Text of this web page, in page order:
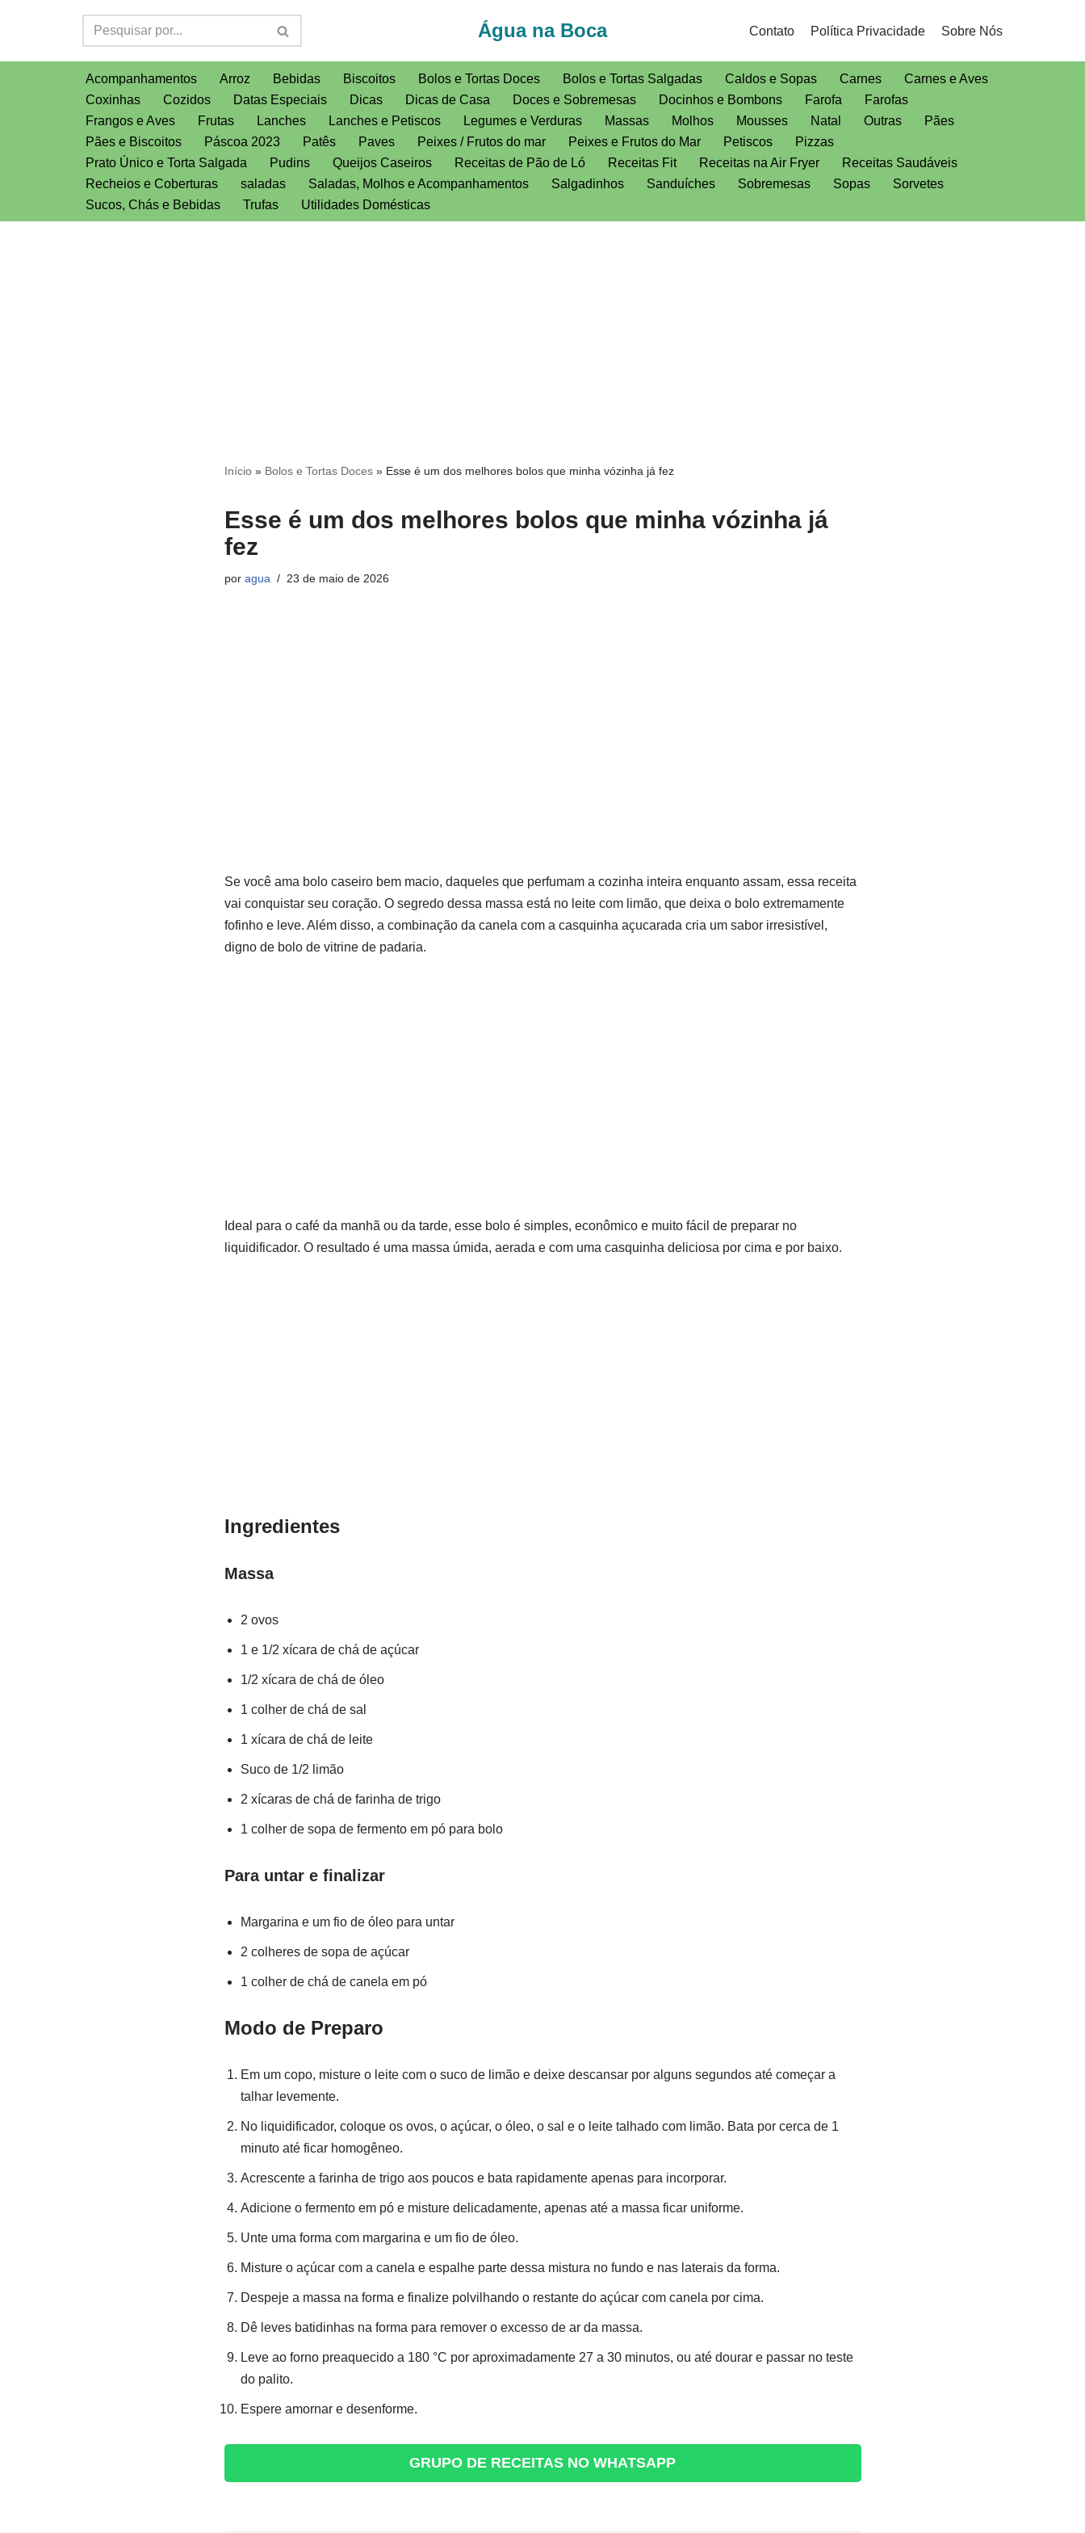
Água na Boca Contato Política Privacidade Sobre Nós
Acompanhamentos Arroz Bebidas Biscoitos Bolos e Tortas Doces Bolos e Tortas Salgadas Caldos e Sopas Carnes
Carnes e Aves
Coxinhas
Cozidos Datas Especiais Dicas Dicas de Casa Doces e Sobremesas Docinhos e Bombons Farofa
Farofas
Frangos e Aves
Frutas Lanches Lanches e Petiscos Legumes e Verduras Massas Molhos Mousses Natal Outras
Pães
Pães e Biscoitos
Páscoa 2023 Patês Paves Peixes / Frutos do mar Peixes e Frutos do Mar Petiscos
Pizzas
Prato Único e Torta Salgada
Pudins Queijos Caseiros Receitas de Pão de Ló Receitas Fit Receitas na Air Fryer
Receitas Saudáveis
Recheios e Coberturas
saladas Saladas, Molhos e Acompanhamentos Salgadinhos Sanduíches Sobremesas Sopas
Sorvetes
Sucos, Chás e Bebidas
Trufas Utilidades Domésticas
Início» Bolos e Tortas Doces» Esse é um dos melhores bolos que minha vózinha já fez
Esse é um dos melhores bolos que minha vózinha já
fez
por agua 23 de maio de 2026
Se você ama bolo caseiro bem macio, daqueles que perfumam a cozinha inteira enquanto assam, essa receita
vai conquistar seu coração. O segredo dessa massa está no leite com limão, que deixa o bolo extremamente
fofinho e leve. Além disso, a combinação da canela com a casquinha açucarada cria um sabor irresistível,
digno de bolo de vitrine de padaria.
Ideal para o café da manhã ou da tarde, esse bolo é simples, econômico e muito fácil de preparar no
liquidificador. O resultado é uma massa úmida, aerada e com uma casquinha deliciosa por cima e por baixo.
Ingredientes
Massa
2 ovos
1 e 1/2 xícara de chá de açúcar
1/2 xícara de chá de óleo
1 colher de chá de sal
1 xícara de chá de leite
Suco de 1/2 limão
2 xícaras de chá de farinha de trigo
1 colher de sopa de fermento em pó para bolo
Para untar e finalizar
Margarina e um fio de óleo para untar
2 colheres de sopa de açúcar
1 colher de chá de canela em pó
Modo de Preparo
Em um copo, misture o leite com o suco de limão e deixe descansar por alguns segundos até começar a
talhar levemente.
No liquidificador, coloque os ovos, o açúcar, o óleo, o sal e o leite talhado com limão. Bata por cerca de 1
minuto até ficar homogêneo.
Acrescente a farinha de trigo aos poucos e bata rapidamente apenas para incorporar.
Adicione o fermento em pó e misture delicadamente, apenas até a massa ficar uniforme.
Unte uma forma com margarina e um fio de óleo.
Misture o açúcar com a canela e espalhe parte dessa mistura no fundo e nas laterais da forma.
Despeje a massa na forma e finalize polvilhando o restante do açúcar com canela por cima.
Dê leves batidinhas na forma para remover o excesso de ar da massa.
Leve ao forno preaquecido a 180 °C por aproximadamente 27 a 30 minutos, ou até dourar e passar no teste
do palito.
Espere amornar e desenforme.
GRUPO DE RECEITAS NO WHATSAPP